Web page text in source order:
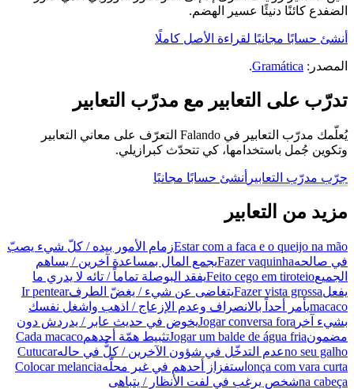
الضفدع كائنًا دنيئًا عسير الهضم.
أنشئ حسابًا مجانيًا لقراءة الأصل كاملًا
المصدر: Gramática
.
تدرّب على التعابير مع مدرّب التعابير
يُعلّمك مدرّب التعابير في Falando التعرّف على معاني التعابير
وتكوين جُمل باستخدامها، كي تتحدّث كبرازيلي.
جرّب مدرّب التعابير أنشئ حسابًا مجانيًا
مزيد من التعابير
Estar com a faca e o queijo na mãoزمام الأمور بيده / كلّ شيء يصبّ
في صالحهFazer vaquinhaيجمع المال بمساعدة آخرين / يساهم
الجميعFeito cego em tiroteioيفقد البوصلة تماماً / تائه لا يدري ما
يفعلFazer vista grossaيتغاضى عن شيء / يغضّ الطرفIr pentear
macacoيأمر أحداً بالانصراف وعدم الإزعاج / اذهب واشغل نفسك
بشيء آخر Jogar conversa foraيخوض في حديث عابر / يدردش دون
مضمونJogar um balde de água friaتثبيط همّة أحدهمCada macaco
no seu galhoعدم التدخّل في شؤون الآخرين / كلٌّ في حالهCutucar
onça com vara curta استفزاز أحدهم في غير محلّهColocar melancia
na cabeçaشخص يرغب في لفت الأنظار / يتباهى